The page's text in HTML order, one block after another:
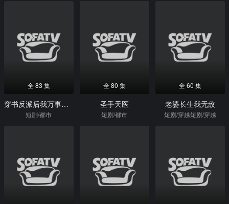
全 83 集
穿书反派后我万事顺意
短剧/都市
全 80 集
圣手天医
短剧/都市
全 60 集
老婆长生我无敌
短剧/穿越短剧/穿越